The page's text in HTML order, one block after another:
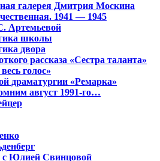
галерея Дмитрия Москина
1941 — 1945
Артемьевой
школы
двора
рассказа «Сестра таланта»
голос»
драматургии «Ремарка»
август 1991-го…
с Юлией Свинцовой